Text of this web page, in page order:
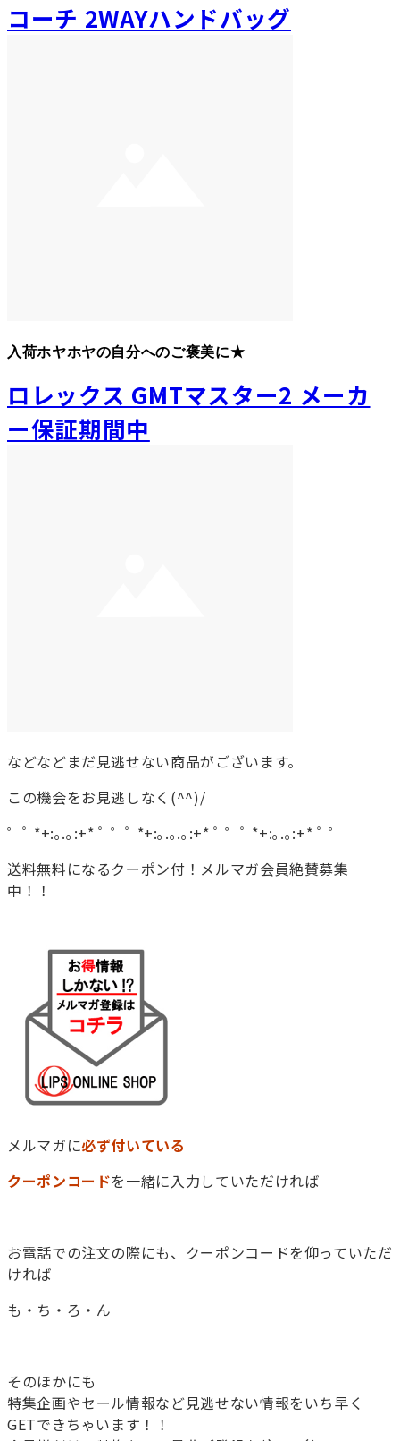
コーチ 2WAYハンドバッグ
入荷ホヤホヤの自分へのご褒美に★
ロレックス GMTマスター2 メーカ
ー保証期間中
などなどまだ見逃せない商品がございます。
この機会をお見逃しなく(^^)/
゜ﾟ *+:｡.｡:+* ﾟ ゜ﾟ *+:｡.｡.｡:+* ﾟ ゜ﾟ *+:｡.｡:+* ﾟ ゜
送料無料になるクーポン付！メルマガ会員絶賛募集
中！！
メルマガに必ず付いている
クーポンコードを一緒に入力していただければ
お電話での注文の際にも、クーポンコードを仰っていただ
ければ
も・ち・ろ・ん
そのほかにも
特集企画やセール情報など見逃せない情報をいち早く
GETできちゃいます！！